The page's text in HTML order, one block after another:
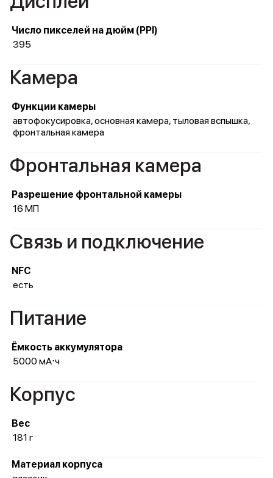
Число пикселей на дюйм (PPI)
395
Камера
Функции камеры
автофокусировка, основная камера, тыловая вспышка,
фронтальная камера
Фронтальная камера
Разрешение фронтальной камеры
16 МП
Связь и подключение
NFC
есть
Питание
Ёмкость аккумулятора
5000 мА⋅ч
Корпус
Вес
181 г
Материал корпуса